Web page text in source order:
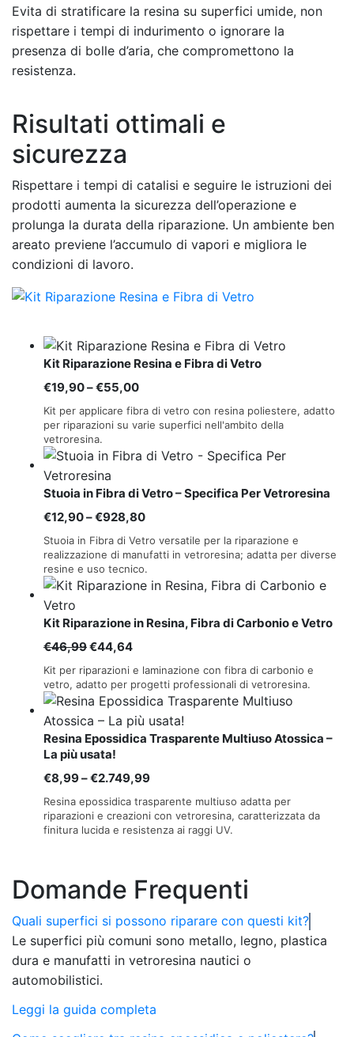
Evita di stratificare la resina su superfici umide, non
rispettare i tempi di indurimento o ignorare la
presenza di bolle d’aria, che compromettono la
resistenza.
Risultati ottimali e
sicurezza
Rispettare i tempi di catalisi e seguire le istruzioni dei
prodotti aumenta la sicurezza dell’operazione e
prolunga la durata della riparazione. Un ambiente ben
areato previene l’accumulo di vapori e migliora le
condizioni di lavoro.
Kit Riparazione Resina e Fibra di Vetro
€19,90–€55,00Fascia
di
prezzo:
€19,90
€55,00
Kit per applicare fibra di vetro con resina poliestere, adatto
per riparazioni su varie superfici nell'ambito della
vetroresina.
Stuoia in Fibra di Vetro – Specifica Per Vetroresina
€12,90–€928,80Fascia
prezzo:
da
€12,90
€928,80
Stuoia in Fibra di Vetro versatile per la riparazione e
realizzazione di manufatti in vetroresina; adatta per diverse
resine e uso tecnico.
Kit Riparazione in Resina, Fibra di Carbonio e Vetro
€46,99Il
prezzo
originale
era:
€46,99.
€44,64Il
prezzo
attuale
è:
€44,64.
Kit per riparazioni e laminazione con fibra di carbonio e
vetro, adatto per progetti professionali di vetroresina.
Resina Epossidica Trasparente Multiuso Atossica –
La più usata!
€8,99–€2.749,99Fascia
di
prezzo:
da
€2.749,99
Resina epossidica trasparente multiuso adatta per
riparazioni e creazioni con vetroresina, caratterizzata da
finitura lucida e resistenza ai raggi UV.
Domande Frequenti
Quali superfici si possono riparare con questi kit?
Le superfici più comuni sono metallo, legno, plastica
dura e manufatti in vetroresina nautici o
automobilistici.
Leggi la guida completa